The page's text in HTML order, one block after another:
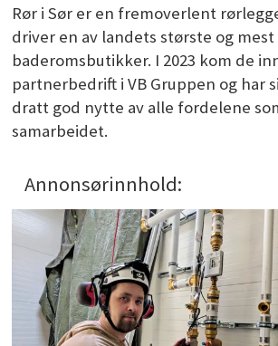
Rør i Sør er en fremoverlent
driver en av landets største og
baderomsbutikker. I 2023 kom de
partnerbedrift i VB Gruppen og har
dratt god nytte av alle fordelene
samarbeidet.
Annonsørinnhold: